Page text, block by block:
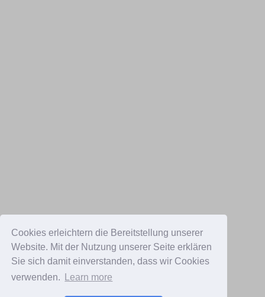
Cookies erleichtern die Bereitstellung unserer
Website. Mit der Nutzung unserer Seite erklären
Sie sich damit einverstanden, dass wir Cookies
verwenden.
Learn more